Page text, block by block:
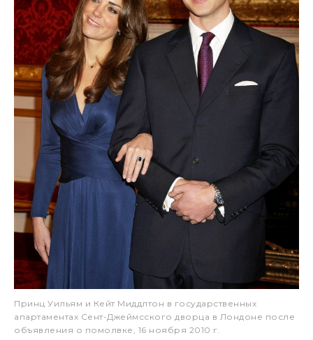
Принц Уильям и Кейт Миддлтон в государственных
апартаментах Сент-Джеймсского дворца в Лондоне после
объявления о помолвке, 16 ноября 2010 г.